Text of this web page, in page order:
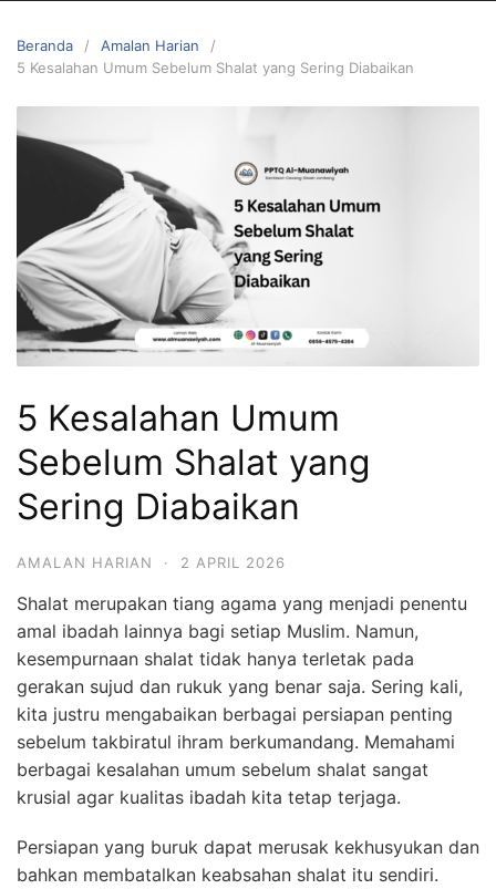
Beranda
Amalan Harian
5 Kesalahan Umum Sebelum Shalat yang Sering Diabaikan
5 Kesalahan Umum
Sebelum Shalat yang
Sering Diabaikan
AMALAN HARIAN · 2 APRIL 2026
Shalat merupakan tiang agama yang menjadi penentu
amal ibadah lainnya bagi setiap Muslim. Namun,
kesempurnaan shalat tidak hanya terletak pada
gerakan sujud dan rukuk yang benar saja. Sering kali,
kita justru mengabaikan berbagai persiapan penting
sebelum takbiratul ihram berkumandang. Memahami
berbagai kesalahan umum sebelum shalat sangat
krusial agar kualitas ibadah kita tetap terjaga.
Persiapan yang buruk dapat merusak kekhusyukan dan
bahkan membatalkan keabsahan shalat itu sendiri.